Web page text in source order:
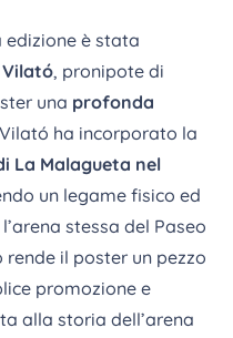
edizione è stata
, pronipote di
una profonda
ha incorporato la
La Malagueta nel
un legame fisico ed
stessa del Paseo
il poster un pezzo
promozione e
alla storia dell’arena